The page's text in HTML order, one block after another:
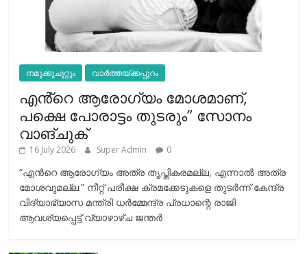
നമുക്കുചുറ്റും വാർത്തയ്ക്കപ്പുറം
എൻ്റെ ആരോഗ്യം മോശമാണ്,
പക്ഷെ പോരാട്ടം തുടരും” സോനം
വാങ്ചുക്
16 July 2026 Super Admin 0
“എന്‍റെ ആരോഗ്യം അത്ര തൃപ്തികരമല്ല, എന്നാൽ അത്ര
മോശവുമല്ല.” നീറ്റ് പരീക്ഷ ക്രമക്കേടുകളെ തുടർന്ന് കേന്ദ്ര
വിദ്യാഭ്യാസ മന്ത്രി ധർമ്മേന്ദ്ര പ്രധാന്റെ രാജി
ആവശ്യപ്പെട്ട് വ്യാഴാഴ്ച ജന്തർ